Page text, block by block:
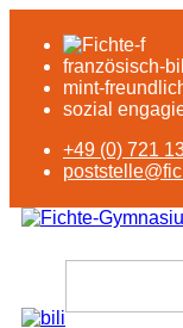
französisch-
mint-
sozial
+49 (0) 721